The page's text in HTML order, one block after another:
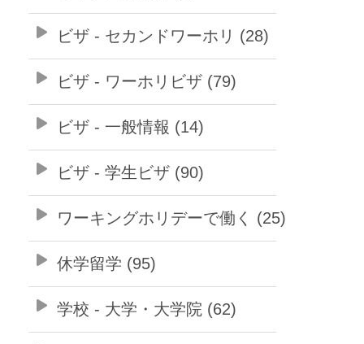
ビザ - セカンドワーホリ (28)
ビザ - ワーホリビザ (79)
ビザ - 一般情報 (14)
ビザ - 学生ビザ (90)
ワーキングホリデーで働く (25)
休学留学 (95)
学校 - 大学・大学院 (62)